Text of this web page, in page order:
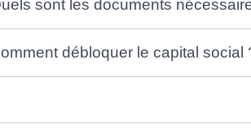
sont les documents
débloquer le capital social